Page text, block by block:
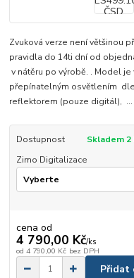
Zvuková verze není většinou
pravidla do 14ti dní od
v nátěru po výrobě. . Model
přepínatelným osvětlením
reflektorem (pouze digitál), ...
Dostupnost
Skladem 2
Zimo Digitalizace
cena od
4 790,00 Kč/ks
od 4 790,00 Kč bez DPH
Přidat